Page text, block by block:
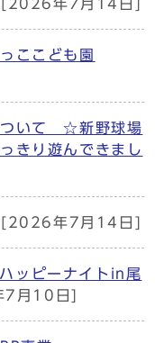
[2026年7月14日]
ここども園
ついて ☆新野球場
きり遊んできまし
[2026年7月14日]
ッピーナイトin尾
月10日]